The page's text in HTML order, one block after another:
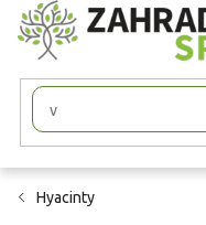
Přejít
na
obsah
Hyacinty